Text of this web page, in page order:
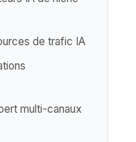
de trafic IA
multi-canaux